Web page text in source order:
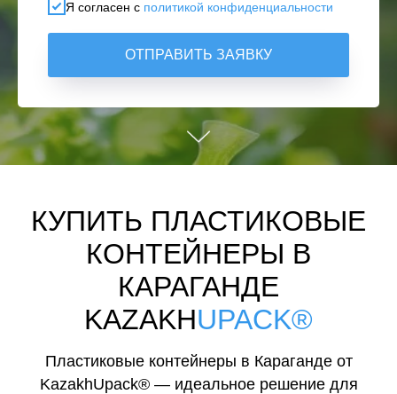
Я согласен с политикой конфиденциальности
ОТПРАВИТЬ ЗАЯВКУ
КУПИТЬ ПЛАСТИКОВЫЕ
КОНТЕЙНЕРЫ В
КАРАГАНДЕ
KAZAKHUPACK®
Пластиковые контейнеры в Караганде от
KazakhUpack® — идеальное решение для